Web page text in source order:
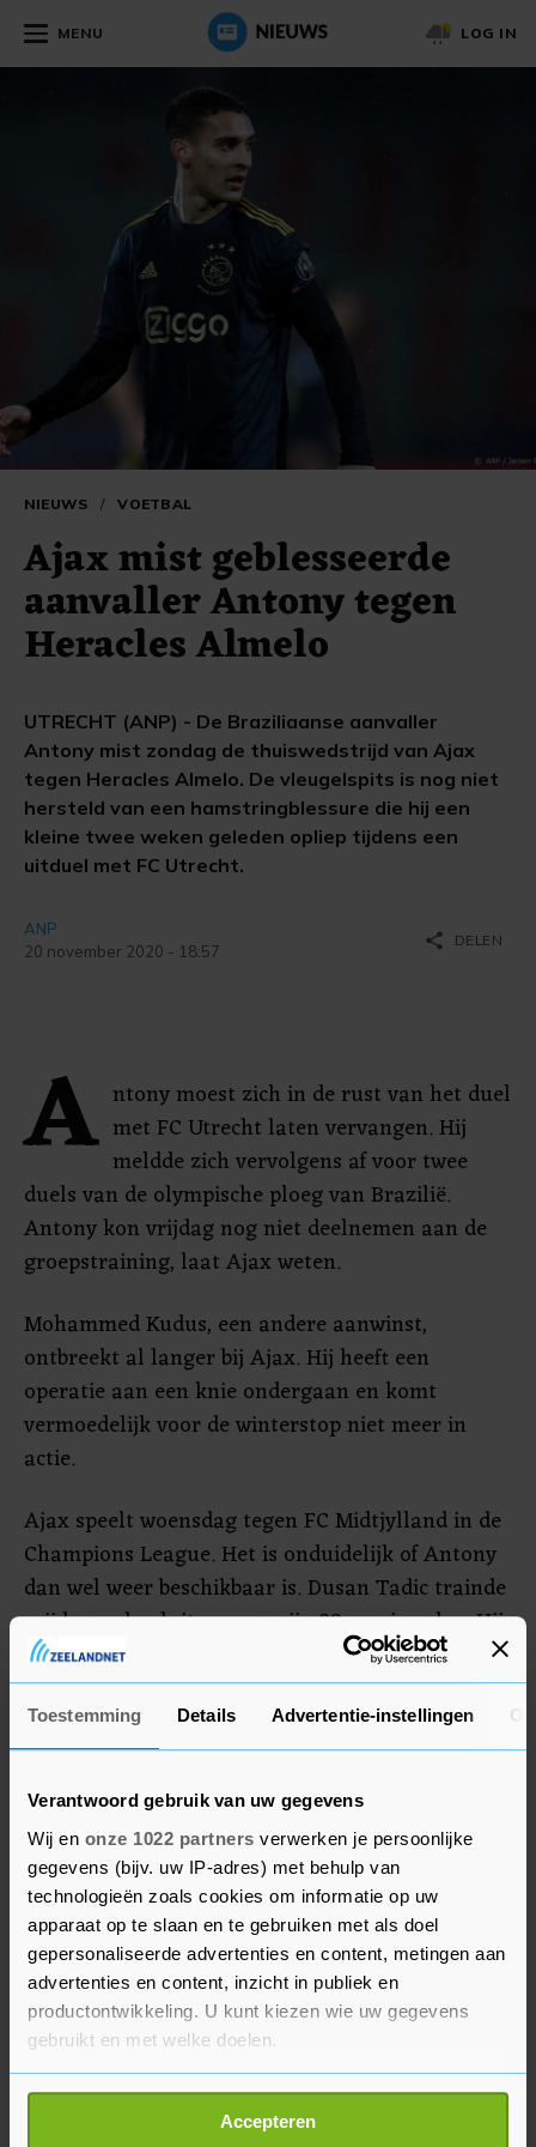
Toestemming Details Advertentie-instellingen
Verantwoord gebruik van uw gegevens
Wij en onze 1022 partners verwerken je persoonlijke
gegevens (bijv. uw IP-adres) met behulp van
technologieën zoals cookies om informatie op uw
apparaat op te slaan en te gebruiken met als doel
gepersonaliseerde advertenties en content, metingen aan
advertenties en content, inzicht in publiek en
productontwikkeling. U kunt kiezen wie uw gegevens
gebruikt en met welke doelen.
Als u het toestaat, willen we ook graag:
Informatie verzamelen over uw geografische
Accepteren
MENU LOG IN
NIEUWS / VOETBAL
Ajax mist geblesseerde
aanvaller Antony tegen
Heracles Almelo
UTRECHT (ANP) - De Braziliaanse aanvaller
Antony mist zondag de thuiswedstrijd van Ajax
tegen Heracles Almelo. De vleugelspits is nog niet
hersteld van een hamstringblessure die hij een
kleine twee weken geleden opliep tijdens een
uitduel met FC Utrecht.
ANP
20 november 2020 - 18:57
share DELEN
A ntony moest zich in de rust van het duel
met FC Utrecht laten vervangen. Hij
meldde zich vervolgens af voor twee
duels van de olympische ploeg van Brazilië.
Antony kon vrijdag nog niet deelnemen aan de
groepstraining, laat Ajax weten.
Mohammed Kudus, een andere aanwinst,
ontbreekt al langer bij Ajax. Hij heeft een
operatie aan een knie ondergaan en komt
vermoedelijk voor de winterstop niet meer in
actie.
Ajax speelt woensdag tegen FC Midtjylland in de
Champions League. Het is onduidelijk of Antony
dan wel weer beschikbaar is. Dusan Tadic trainde
vrijdag wel voluit mee op zijn 32e verjaardag. Hij
kreeg een doos met Servische lekkernijen van
zijn club uit Amsterdam.